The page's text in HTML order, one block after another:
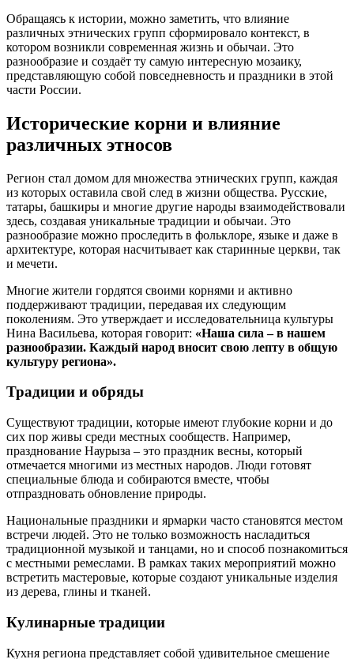
Обращаясь к истории, можно заметить, что влияние
различных этнических групп сформировало контекст, в
котором возникли современная жизнь и обычаи. Это
разнообразие и создаёт ту самую интересную мозаику,
представляющую собой повседневность и праздники в этой
части России.
Исторические корни и влияние
различных этносов
Регион стал домом для множества этнических групп, каждая
из которых оставила свой след в жизни общества. Русские,
татары, башкиры и многие другие народы взаимодействовали
здесь, создавая уникальные традиции и обычаи. Это
разнообразие можно проследить в фольклоре, языке и даже в
архитектуре, которая насчитывает как старинные церкви, так
и мечети.
Многие жители гордятся своими корнями и активно
поддерживают традиции, передавая их следующим
поколениям. Это утверждает и исследовательница культуры
Нина Васильева, которая говорит: «Наша сила – в нашем
разнообразии. Каждый народ вносит свою лепту в общую
культуру региона».
Традиции и обряды
Существуют традиции, которые имеют глубокие корни и до
сих пор живы среди местных сообществ. Например,
празднование Наурыза – это праздник весны, который
отмечается многими из местных народов. Люди готовят
специальные блюда и собираются вместе, чтобы
отпраздновать обновление природы.
Национальные праздники и ярмарки часто становятся местом
встречи людей. Это не только возможность насладиться
традиционной музыкой и танцами, но и способ познакомиться
с местными ремеслами. В рамках таких мероприятий можно
встретить мастеровые, которые создают уникальные изделия
из дерева, глины и тканей.
Кулинарные традиции
Кухня региона представляет собой удивительное смешение